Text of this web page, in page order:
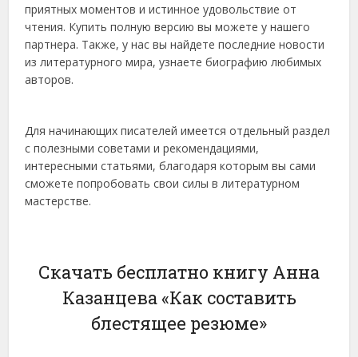
приятных моментов и истинное удовольствие от
чтения. Купить полную версию вы можете у нашего
партнера. Также, у нас вы найдете последние новости
из литературного мира, узнаете биографию любимых
авторов.
Для начинающих писателей имеется отдельный раздел
с полезными советами и рекомендациями,
интересными статьями, благодаря которым вы сами
сможете попробовать свои силы в литературном
мастерстве.
Скачать бесплатно книгу Анна
Казанцева «Как составить
блестящее резюме»